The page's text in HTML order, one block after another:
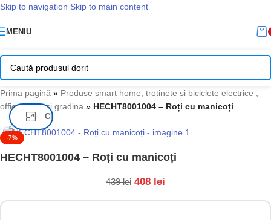
Skip to navigation Skip to main content
MENIU
Prima pagină » Produse smart home, trotinete si biciclete electrice ,
office, casa si gradina » HECHT8001004 – Roți cu manicoți
-7%
Click pentru a mari
HECHT8001004 – Roți cu manicoți
439lei 408 lei